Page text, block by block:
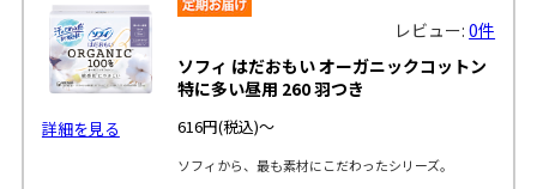
詳細を見る
レビュー:0件
ソフィ はだおもい オーガニックコットン
特に多い昼用 260 羽つき
616円(税込)～
ソフィから、最も素材にこだわったシリーズ。